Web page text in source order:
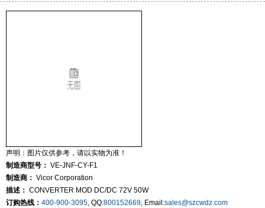
声明：图片仅供参考，请以实物为准！
制造商型号： VE-JNF-CY-F1
制造商： Vicor Corporation
描述： CONVERTER MOD DC/DC 72V 50W
订购热线： 400-900-3095, QQ:800152669, Email:sales@szcwdz.com